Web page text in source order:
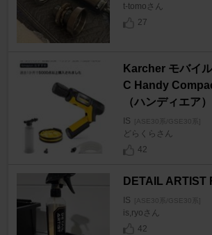
t-tomoさん
27
Karcher モバイ
C Handy
（ハンディエア）
IS [ASE30系/GSE30系]
どらくらさん
42
DETAIL ARTIST
IS [ASE30系/GSE30系]
is,ryoさん
42